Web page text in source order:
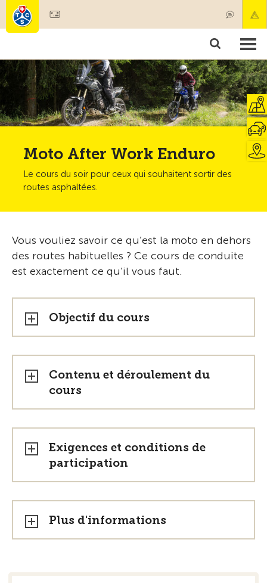
Produits & services
Moto After Work Enduro
Le cours du soir pour ceux qui souhaitent sortir des
routes asphaltées.
Vous vouliez savoir ce qu’est la moto en dehors
des routes habituelles ? Ce cours de conduite
est exactement ce qu’il vous faut.
Objectif du cours
Contenu et déroulement du
cours
Exigences et conditions de
participation
Plus d'informations